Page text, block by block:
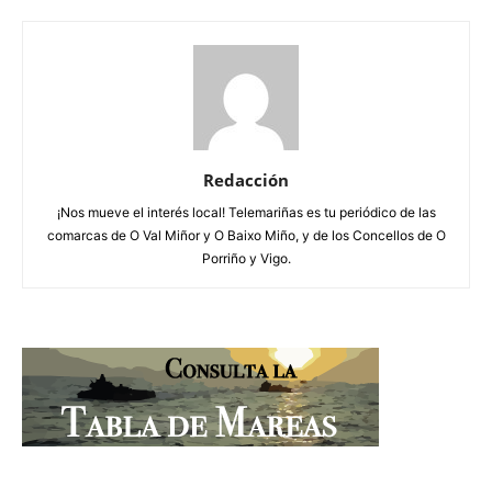
Redacción
¡Nos mueve el interés local! Telemariñas es tu periódico de las
comarcas de O Val Miñor y O Baixo Miño, y de los Concellos de O
Porriño y Vigo.